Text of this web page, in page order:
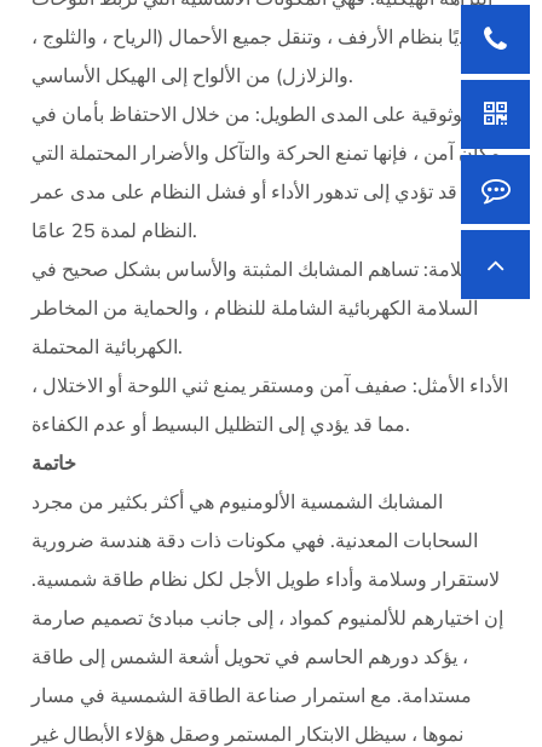
جسديًا بنظام الأرفف ، وتنقل جميع الأحمال (الرياح ، والثلوج ،
والزلازل) من الألواح إلى الهيكل الأساسي.
الموثوقية على المدى الطويل: من خلال الاحتفاظ بأمان في
مكان آمن ، فإنها تمنع الحركة والتآكل والأضرار المحتملة التي
قد تؤدي إلى تدهور الأداء أو فشل النظام على مدى عمر
النظام لمدة 25 عامًا.
السلامة: تساهم المشابك المثبتة والأساس بشكل صحيح في
السلامة الكهربائية الشاملة للنظام ، والحماية من المخاطر
الكهربائية المحتملة.
الأداء الأمثل: صفيف آمن ومستقر يمنع ثني اللوحة أو الاختلال ،
مما قد يؤدي إلى التظليل البسيط أو عدم الكفاءة.
خاتمة
المشابك الشمسية الألومنيوم هي أكثر بكثير من مجرد
السحابات المعدنية. فهي مكونات ذات دقة هندسة ضرورية
لاستقرار وسلامة وأداء طويل الأجل لكل نظام طاقة شمسية.
إن اختيارهم للألمنيوم كمواد ، إلى جانب مبادئ تصميم صارمة
، يؤكد دورهم الحاسم في تحويل أشعة الشمس إلى طاقة
مستدامة. مع استمرار صناعة الطاقة الشمسية في مسار
نموها ، سيظل الابتكار المستمر وصقل هؤلاء الأبطال غير